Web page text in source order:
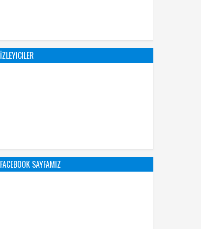
İZLEYICILER
FACEBOOK SAYFAMIZ